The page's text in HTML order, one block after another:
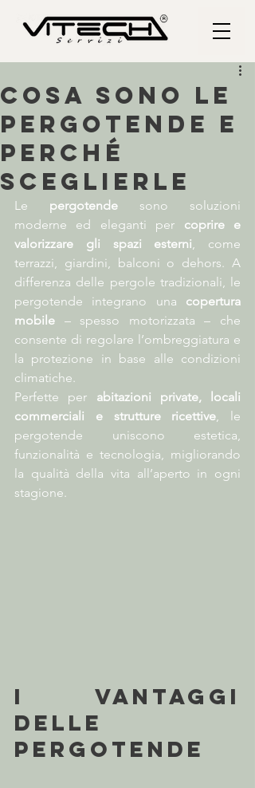
Cosa sono le
pergotende e
perché
sceglierle
Le pergotende sono soluzioni
moderne ed eleganti per coprire e
valorizzare gli spazi esterni, come
terrazzi, giardini, balconi o dehors. A
differenza delle pergole tradizionali, le
pergotende integrano una copertura
mobile – spesso motorizzata – che
consente di regolare l’ombreggiatura e
la protezione in base alle condizioni
climatiche.
Perfette per abitazioni private, locali
commerciali e strutture ricettive, le
pergotende uniscono estetica,
funzionalità e tecnologia, migliorando
la qualità della vita all’aperto in ogni
stagione.
I vantaggi
delle
pergotende